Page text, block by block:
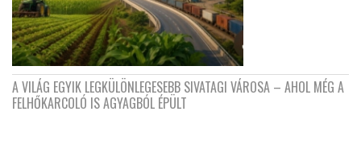
A VILÁG EGYIK LEGKÜLÖNLEGESEBB SIVATAGI VÁROSA – AHOL MÉG A
FELHŐKARCOLÓ IS AGYAGBÓL ÉPÜLT